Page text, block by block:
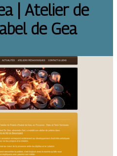
| Atelier de
de Gea